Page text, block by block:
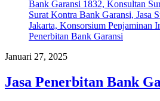
Januari 27, 2025
Jasa Penerbitan Bank